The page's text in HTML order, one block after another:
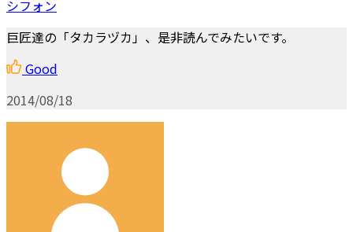
シフォン
巨匠達の「タカラヅカ」、是非読んでみたいです。
Good
2014/08/18